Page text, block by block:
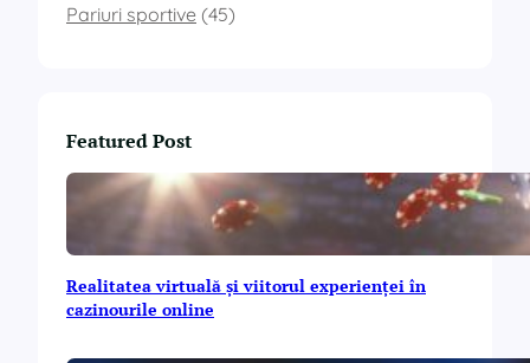
Pariuri sportive (45)
Featured Post
Realitatea virtuală și viitorul experienței în
cazinourile online